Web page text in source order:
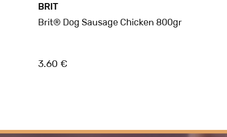
BRIT
Brit® Dog Sausage Chicken 800gr
3.60 €